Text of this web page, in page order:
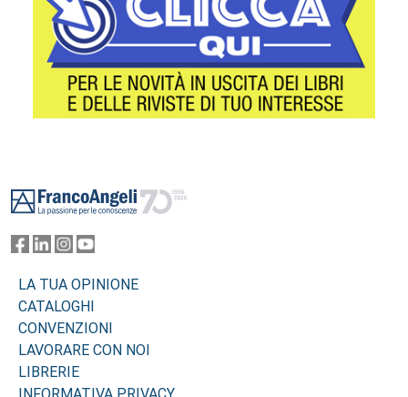
LA TUA OPINIONE
CATALOGHI
CONVENZIONI
LAVORARE CON NOI
LIBRERIE